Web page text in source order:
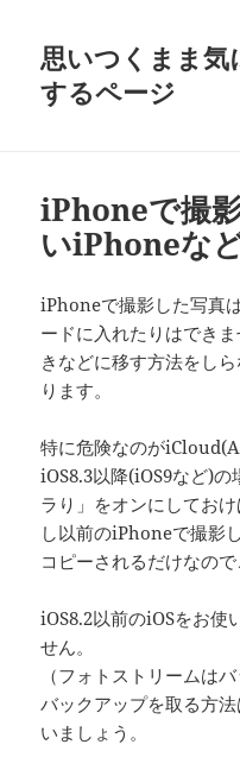
思いつくまま
するページ
iPhoneで撮
いiPhoneな
iPhoneで撮影した写真
ードに入れたりはでき
きなどに移す方法をし
ります。
特に危険なのが
iOS8.3以降(iOS9など)
ラり」をオンにしてお
し以前のiPhoneで撮影
コピーされるだけなので
iOS8.2以前のiOSをお使
せん。
（フォトストリームは
バックアップを取る方
いましょう。